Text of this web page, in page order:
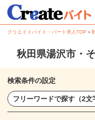
クリエイトバイト・パート求人TOP ＞
秋田県湯沢市・
検索条件の設定